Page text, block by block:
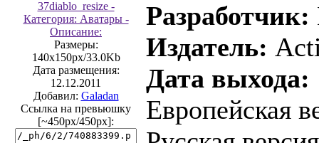
Размеры:
140x150px/33.0Kb
Дата размещения:
12.12.2011
Добавил: Galadan
Ссылка на превьюшку
[~450px/450px]:
Разработчик:
Издатель:
Дата выхода:
Европейская